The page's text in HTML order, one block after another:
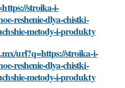
stroika-i-
reshenie-dlya-chistki-
metody-i-produkty
url?q=https://stroika-i-
reshenie-dlya-chistki-
metody-i-produkty